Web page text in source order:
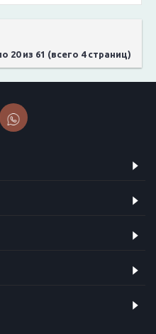
20 из 61 (всего 4 страниц)